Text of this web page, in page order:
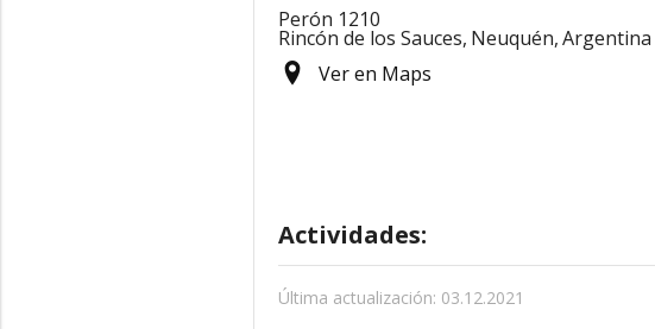
Perón 1210
Rincón de los Sauces, Neuquén,Argentina
Ver en Maps
Actividades:
Última actualización: 03.12.2021